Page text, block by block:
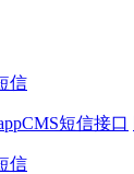
信
短信接口
信